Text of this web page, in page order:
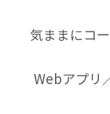
気ままにコ
Webアプリ